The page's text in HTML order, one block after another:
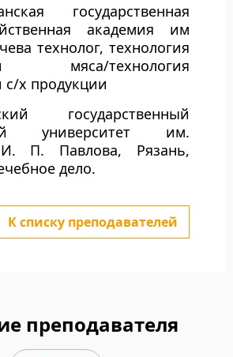
государственная
академия им
технолог, технология
мяса/технология
с/х продукции
государственный
университет им.
П. Павлова, Рязань,
дело.
К списку преподавателей
преподавателя